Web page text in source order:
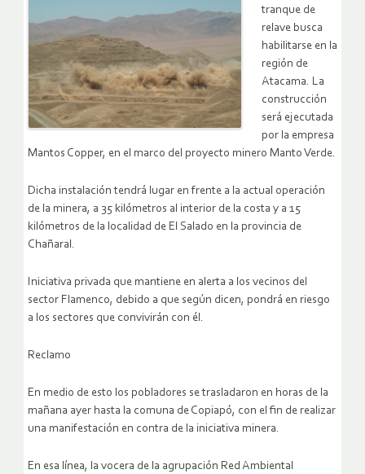
tranque de
relave busca
habilitarse en la
región de
Atacama. La
construcción
será ejecutada
por la empresa
Mantos Copper, en el marco del proyecto minero Manto Verde.
Dicha instalación tendrá lugar en frente a la actual operación
de la minera, a 35 kilómetros al interior de la costa y a 15
kilómetros de la localidad de El Salado en la provincia de
Chañaral.
Iniciativa privada que mantiene en alerta a los vecinos del
sector Flamenco, debido a que según dicen, pondrá en riesgo
a los sectores que convivirán con él.
Reclamo
En medio de esto los pobladores se trasladaron en horas de la
mañana ayer hasta la comuna de Copiapó, con el fin de realizar
una manifestación en contra de la iniciativa minera.
En esa línea, la vocera de la agrupación Red Ambiental